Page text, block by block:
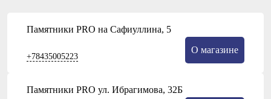
Памятники PRO на Сафиуллина, 5
+78435005223
О магазине
Памятники PRO ул. Ибрагимова, 32Б